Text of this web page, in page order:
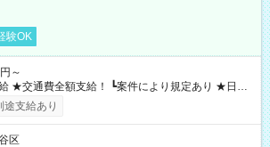
験OK
～
★日払
定あり） ┗働いたその日に現金GET♪ お仕事後はコ
日払い分を引き落とせます！ 【試用期間】試
途支給あり
区